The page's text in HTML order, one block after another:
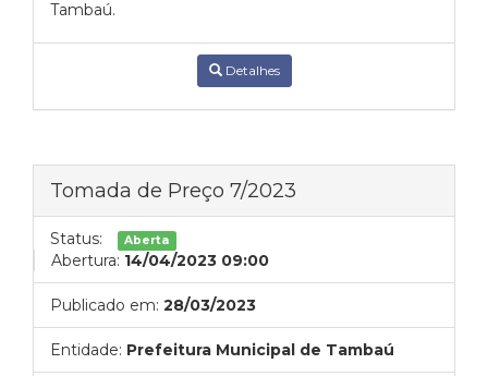
Tambaú.
Detalhes
Tomada de Preço 7/2023
Status: Aberta
Abertura: 14/04/2023 09:00
Publicado em: 28/03/2023
Entidade: Prefeitura Municipal de Tambaú